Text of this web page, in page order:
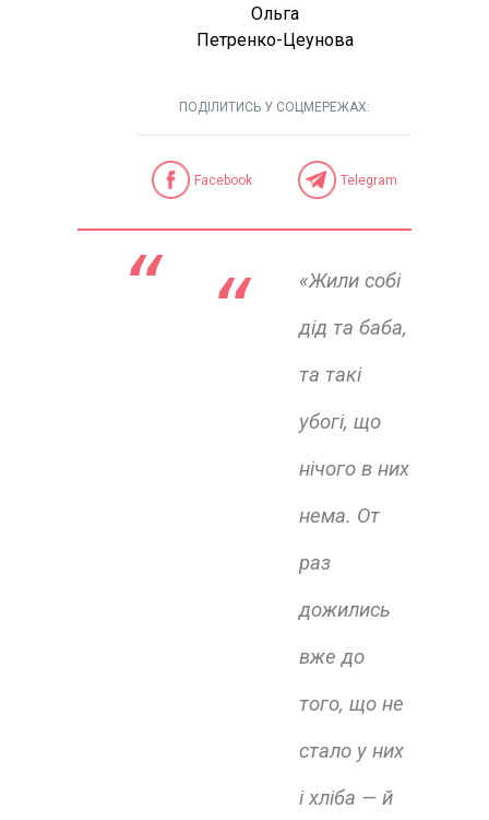
Ольга
Петренко-Цеунова
ПОДІЛИТИСЬ У СОЦМЕРЕЖАХ:
Facebook Telegram
“
«Жили собі
дід та баба,
та такі
убогі, що
нічого в них
нема. От
раз
дожились
вже до
того, що не
стало у них
і хліба — й